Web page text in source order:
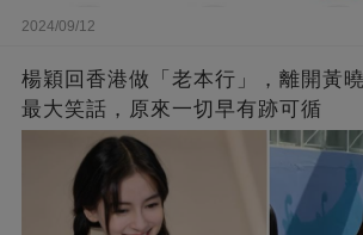
2024/09/12
楊穎回香港做「老本行」，離開黃
最大笑話，原來一切早有跡可循